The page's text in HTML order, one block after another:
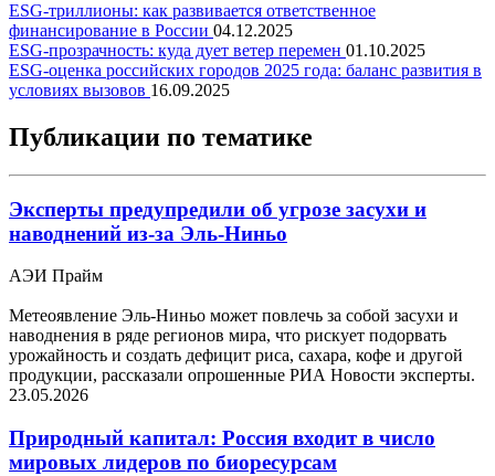
ESG-триллионы: как развивается ответственное
финансирование в России 04.12.2025
ESG-прозрачность: куда дует ветер перемен 01.10.2025
ESG-оценка российских городов 2025 года: баланс развития в
условиях вызовов 16.09.2025
Публикации по тематике
Эксперты предупредили об угрозе засухи и
наводнений из-за Эль-Ниньо
АЭИ Прайм
Метеоявление Эль-Ниньо может повлечь за собой засухи и
наводнения в ряде регионов мира, что рискует подорвать
урожайность и создать дефицит риса, сахара, кофе и другой
продукции, рассказали опрошенные РИА Новости эксперты.
23.05.2026
Природный капитал: Россия входит в число
мировых лидеров по биоресурсам